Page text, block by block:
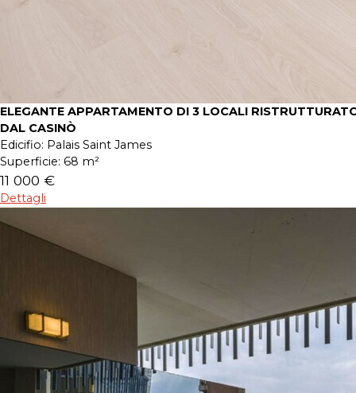
ELEGANTE APPARTAMENTO DI 3 LOCALI
DAL CASINÒ
Edicifio: Palais Saint James
Superficie: 68 m²
11 000 €
Dettagli